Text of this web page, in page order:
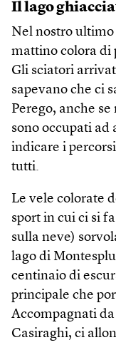
Il lago
Nel nostro
mattino colora di
Gli sciatori
sapevano che ci
Perego, anche
sono occupati ad
indicare i
tutti.
Le vele colorate
sport in cui ci si
sulla neve)
lago di
centinaio di
principale che
Accompagnati
Casiraghi, ci